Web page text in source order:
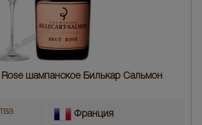
Rose шампанское Билькар Сальмон
Франция